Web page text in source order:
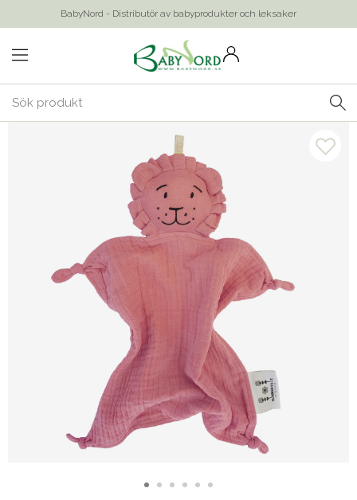
BabyNord - Distributör av babyprodukter och leksaker